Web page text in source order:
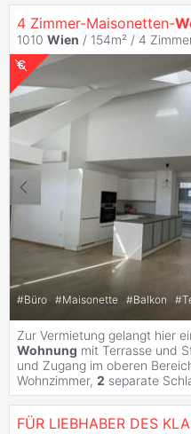
4 Zimmer-Maisonetten-
1010 Wien / 154m² / 4
#Büro #Maisonette #Balkon #
Zur Vermietung gelangt hier
Wohnung mit Terrasse und
und Zugang im oberen
Wohnzimmer, 2 separate